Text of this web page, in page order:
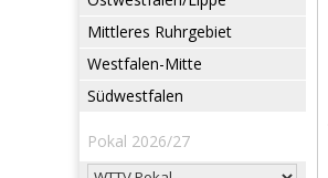
Mittleres Ruhrgebiet
Westfalen-Mitte
Südwestfalen
Pokal 2026/27